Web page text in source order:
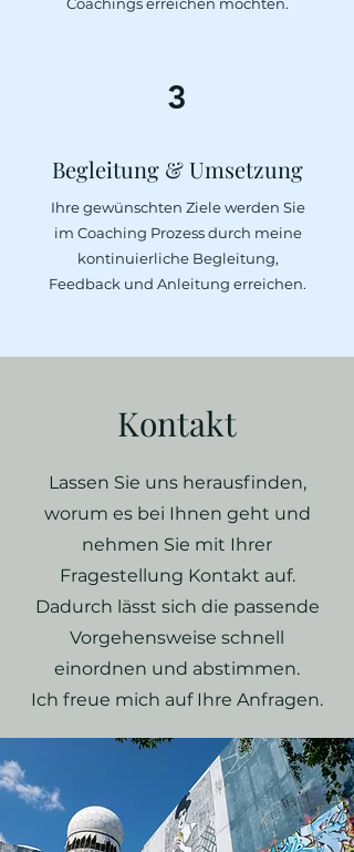
3
Begleitung & Umsetzung
Ihre gewünschten Ziele werden Sie
im Coaching Prozess durch meine
kontinuierliche Begleitung,
Feedback und Anleitung erreichen.
Kontakt
Lassen Sie uns herausfinden,
worum es bei Ihnen geht und
nehmen Sie mit Ihrer
Fragestellung Kontakt auf.
Dadurch lässt sich die passende
Vorgehensweise schnell
einordnen und abstimmen.
Ich freue mich auf Ihre Anfragen.